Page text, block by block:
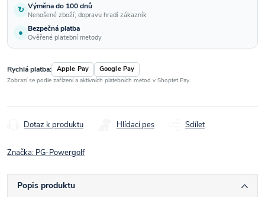
↻ Výměna do 100 dnů
Nenošené zboží; dopravu hradí zákazník
● Bezpečná platba
Ověřené platební metody
Rychlá platba: Apple Pay Google Pay
Zobrazí se podle zařízení a aktivních platebních metod v Shoptet Pay.
Dotaz k produktu Hlídací pes Sdílet
Značka: PG-Powergolf
Popis produktu